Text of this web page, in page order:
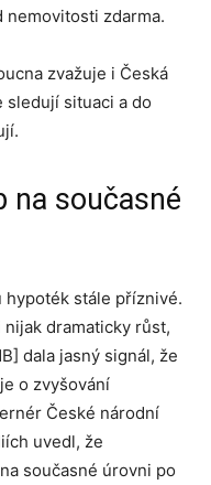
nemovitosti zdarma.
zvažuje i Česká
sledují situaci a do
na současné
hypoték stále příznivé.
dramaticky růst,
dala jasný signál, že
o zvyšování
České národní
uvedl, že
současné úrovni po